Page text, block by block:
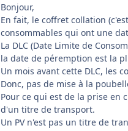
Bonjour,
En fait, le coffret collation
consommables qui ont une
La DLC (Date Limite de
la date de péremption est la
Un mois avant cette DLC, les
Donc, pas de mise à la
Pour ce qui est de la prise en
d'un titre de transport.
Un PV n'est pas un titre de